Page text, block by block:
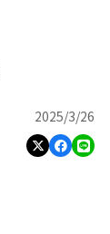
2025/3/26